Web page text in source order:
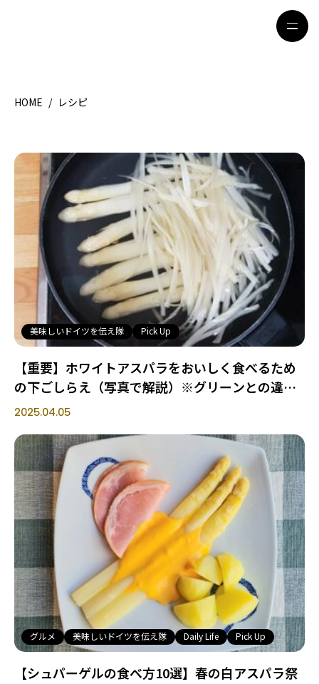
HOME
観光ガイド
留学＆キャリア
ライフスタイル
著者一覧
ライター募集
HOME / レシピ
美味しいドイツを伝え隊 Pick Up
【重要】ホワイトアスパラをおいしく食べるため
の下ごしらえ（写真で解説）※グリーンとの違い
に注意！
2025.04.05
グルメ 美味しいドイツを伝え隊 Daily Life Pick Up
【シュパーゲルの食べ方10選】春の白アスパラ祭